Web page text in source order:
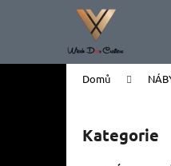
Domů
Přeskočit
kategorie
Kategorie
í
do
do